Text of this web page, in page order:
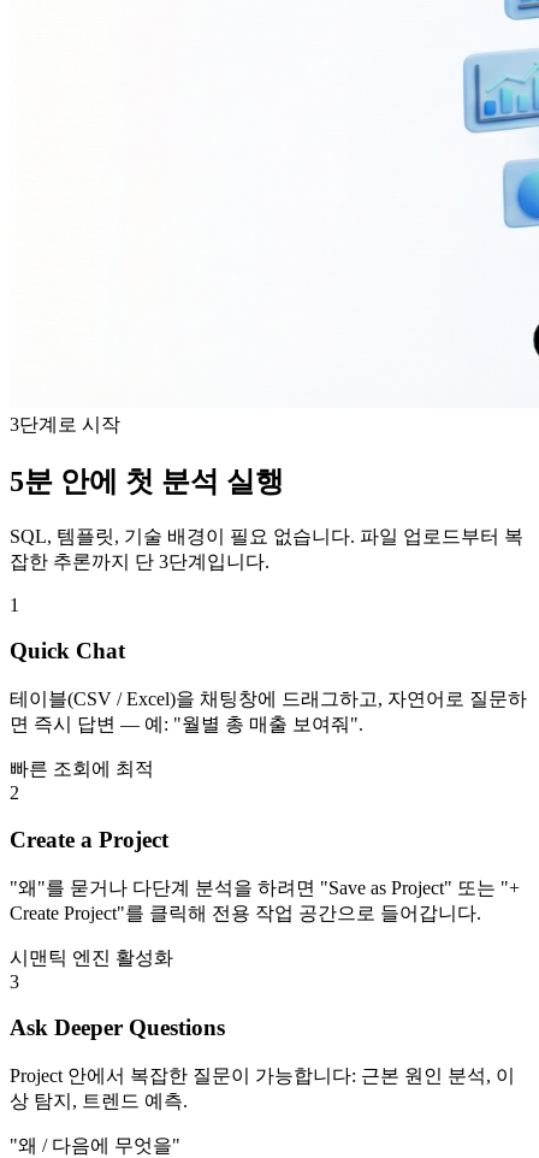
3단계로 시작
5분 안에 첫 분석 실행
SQL, 템플릿, 기술 배경이 필요 없습니다. 파일 업로드부터 복
잡한 추론까지 단 3단계입니다.
1
Quick Chat
테이블(CSV / Excel)을 채팅창에 드래그하고, 자연어로 질문하
면 즉시 답변 — 예: "월별 총 매출 보여줘".
빠른 조회에 최적
2
Create a Project
"왜"를 묻거나 다단계 분석을 하려면 "Save as Project" 또는 "+
Create Project"를 클릭해 전용 작업 공간으로 들어갑니다.
시맨틱 엔진 활성화
3
Ask Deeper Questions
Project 안에서 복잡한 질문이 가능합니다: 근본 원인 분석, 이
상 탐지, 트렌드 예측.
"왜 / 다음에 무엇을"